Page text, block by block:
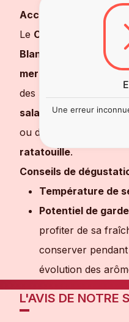
Accords mets-vins
Le Château Tour des
Blanc
s'accorde
mer (huîtres,
des
salades légères , des
ou des plats à base de
ratatouille.
Conseils de
Température de
Potentiel de garde
profiter de sa
conserver
évolution des
L'AVIS DE NOTRE
Une erreur